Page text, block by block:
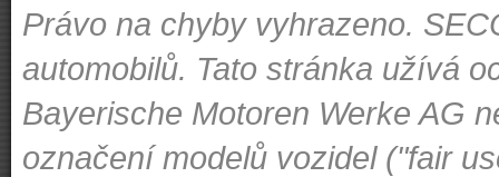
Právo na chyby vyhrazeno.
automobilů. Tato stránka užívá
Bayerische Motoren Werke AG
označení modelů vozidel ("fair